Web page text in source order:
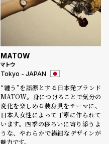
MATOW
マトウ
Tokyo - JAPAN
“纏う”を語源とする日本発ブランド
MATOW。身につけることで気分の
変化を楽しめる装身具をテーマに、
日本人女性によって丁寧に作られて
います。四季の移ろいに寄り添うよ
うな、やわらかで繊細なデザインが
魅力です。